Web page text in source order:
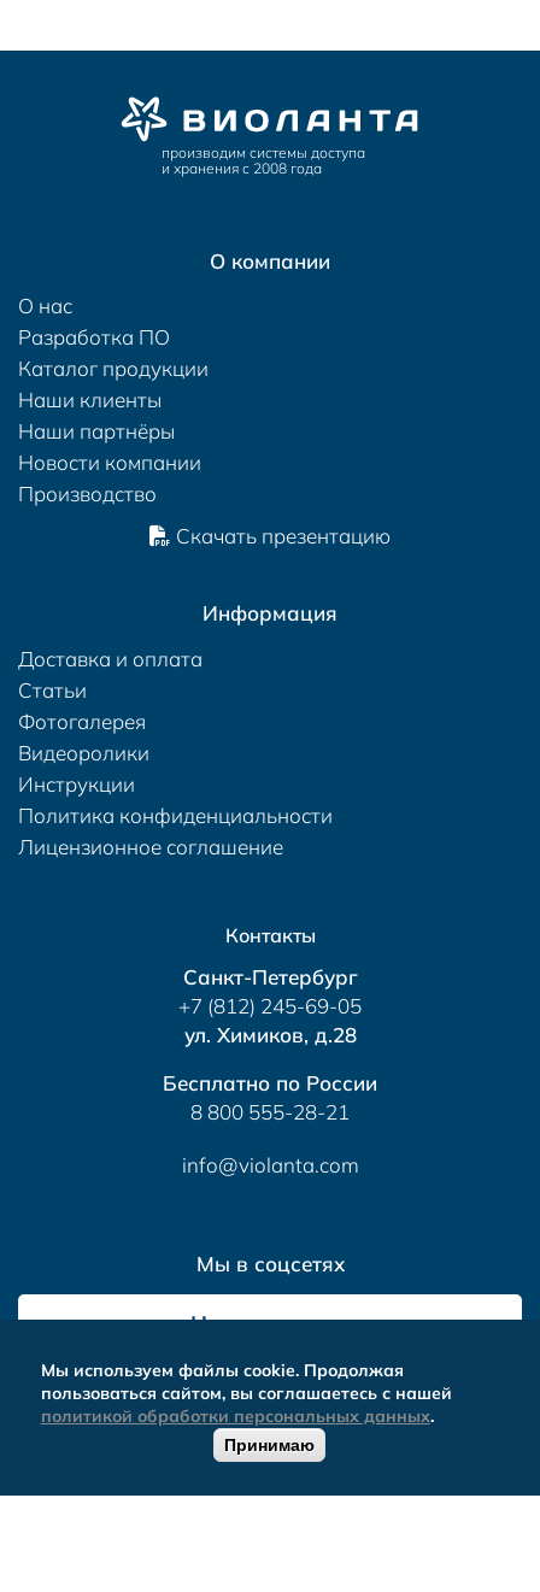
производим системы доступа
и хранения с 2008 года
О компании
О нас
Разработка ПО
Каталог продукции
Наши клиенты
Наши партнёры
Новости компании
Производство
Скачать презентацию
Информация
Доставка и оплата
Статьи
Фотогалерея
Видеоролики
Инструкции
Политика конфиденциальности
Лицензионное соглашение
Контакты
Санкт-Петербург
+7 (812) 245-69-05
ул. Химиков, д.28
Бесплатно по России
8 800 555-28-21
info@violanta.com
Мы в соцсетях
Напишите нам
- комплексное продвижение сайтов
Мы используем файлы cookie. Продолжая
пользоваться сайтом, вы соглашаетесь с нашей
политикой обработки персональных данных.
Принимаю